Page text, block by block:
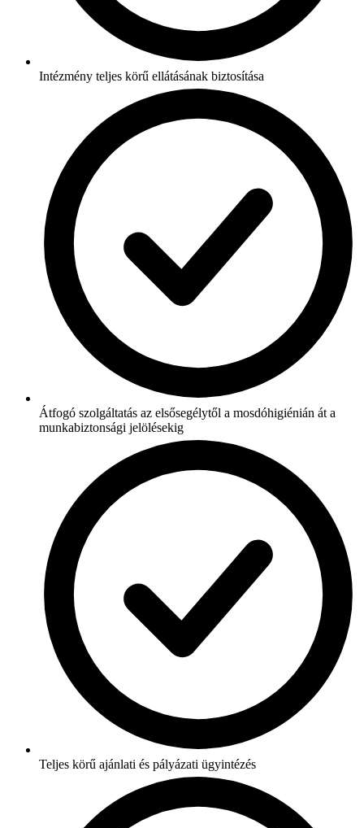
Intézmény teljes körű ellátásának biztosítása
Átfogó szolgáltatás az elsősegélytől a mosdóhigiénián át a
munkabiztonsági jelölésekig
Teljes körű ajánlati és pályázati ügyintézés